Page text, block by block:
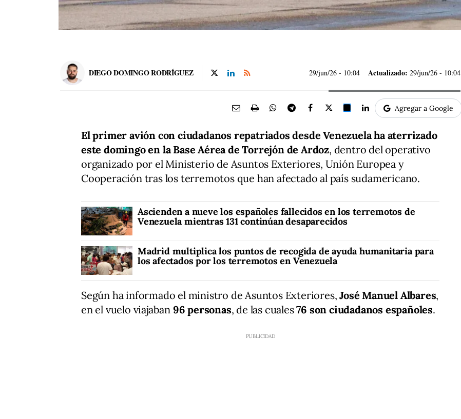
DIEGO DOMINGO RODRÍGUEZ 29/jun/26 - 10:04 Actualizado: 29/jun/26 - 10:04
Agregar a Google
El primer avión con ciudadanos repatriados desde Venezuela ha aterrizado
este domingo en la Base Aérea de Torrejón de Ardoz, dentro del operativo
organizado por el Ministerio de Asuntos Exteriores, Unión Europea y
Cooperación tras los terremotos que han afectado al país sudamericano.
Ascienden a nueve los españoles fallecidos en los terremotos de
Venezuela mientras 131 continúan desaparecidos
Madrid multiplica los puntos de recogida de ayuda humanitaria para
los afectados por los terremotos en Venezuela
Según ha informado el ministro de Asuntos Exteriores,José Manuel Albares,
en el vuelo viajaban 96 personas, de las cuales76 son ciudadanos españoles.